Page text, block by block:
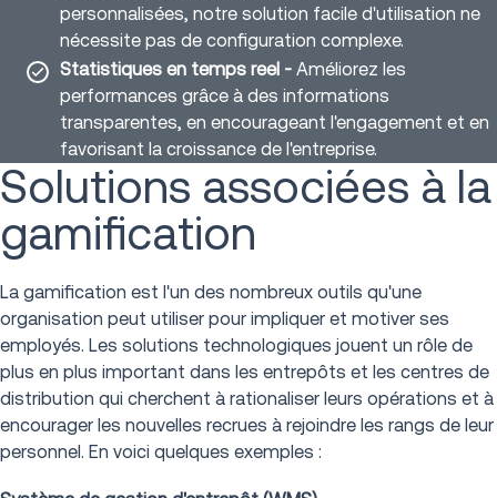
personnalisées, notre solution facile d'utilisation ne
nécessite pas de configuration complexe.
Statistiques en temps reel - Améliorez les
performances grâce à des informations
transparentes, en encourageant l'engagement et en
favorisant la croissance de l'entreprise.
Solutions associées à la
gamification
La gamification est l'un des nombreux outils qu'une
organisation peut utiliser pour impliquer et motiver ses
employés. Les solutions technologiques jouent un rôle de
plus en plus important dans les entrepôts et les centres de
distribution qui cherchent à rationaliser leurs opérations et à
encourager les nouvelles recrues à rejoindre les rangs de leur
personnel. En voici quelques exemples :